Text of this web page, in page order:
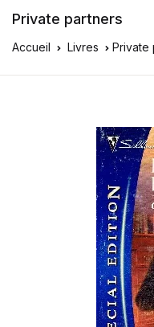
Private partners
Accueil Livres Private